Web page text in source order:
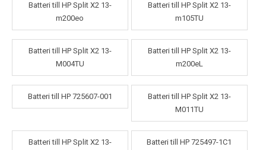
Batteri till HP Split X2 13-
m200eo
Batteri till HP Split X2 13-
m105TU
Batteri till HP Split X2 13-
M004TU
Batteri till HP Split X2 13-
m200eL
Batteri till HP 725607-001
Batteri till HP Split X2 13-
M011TU
Batteri till HP Split X2 13-
Batteri till HP 725497-1C1